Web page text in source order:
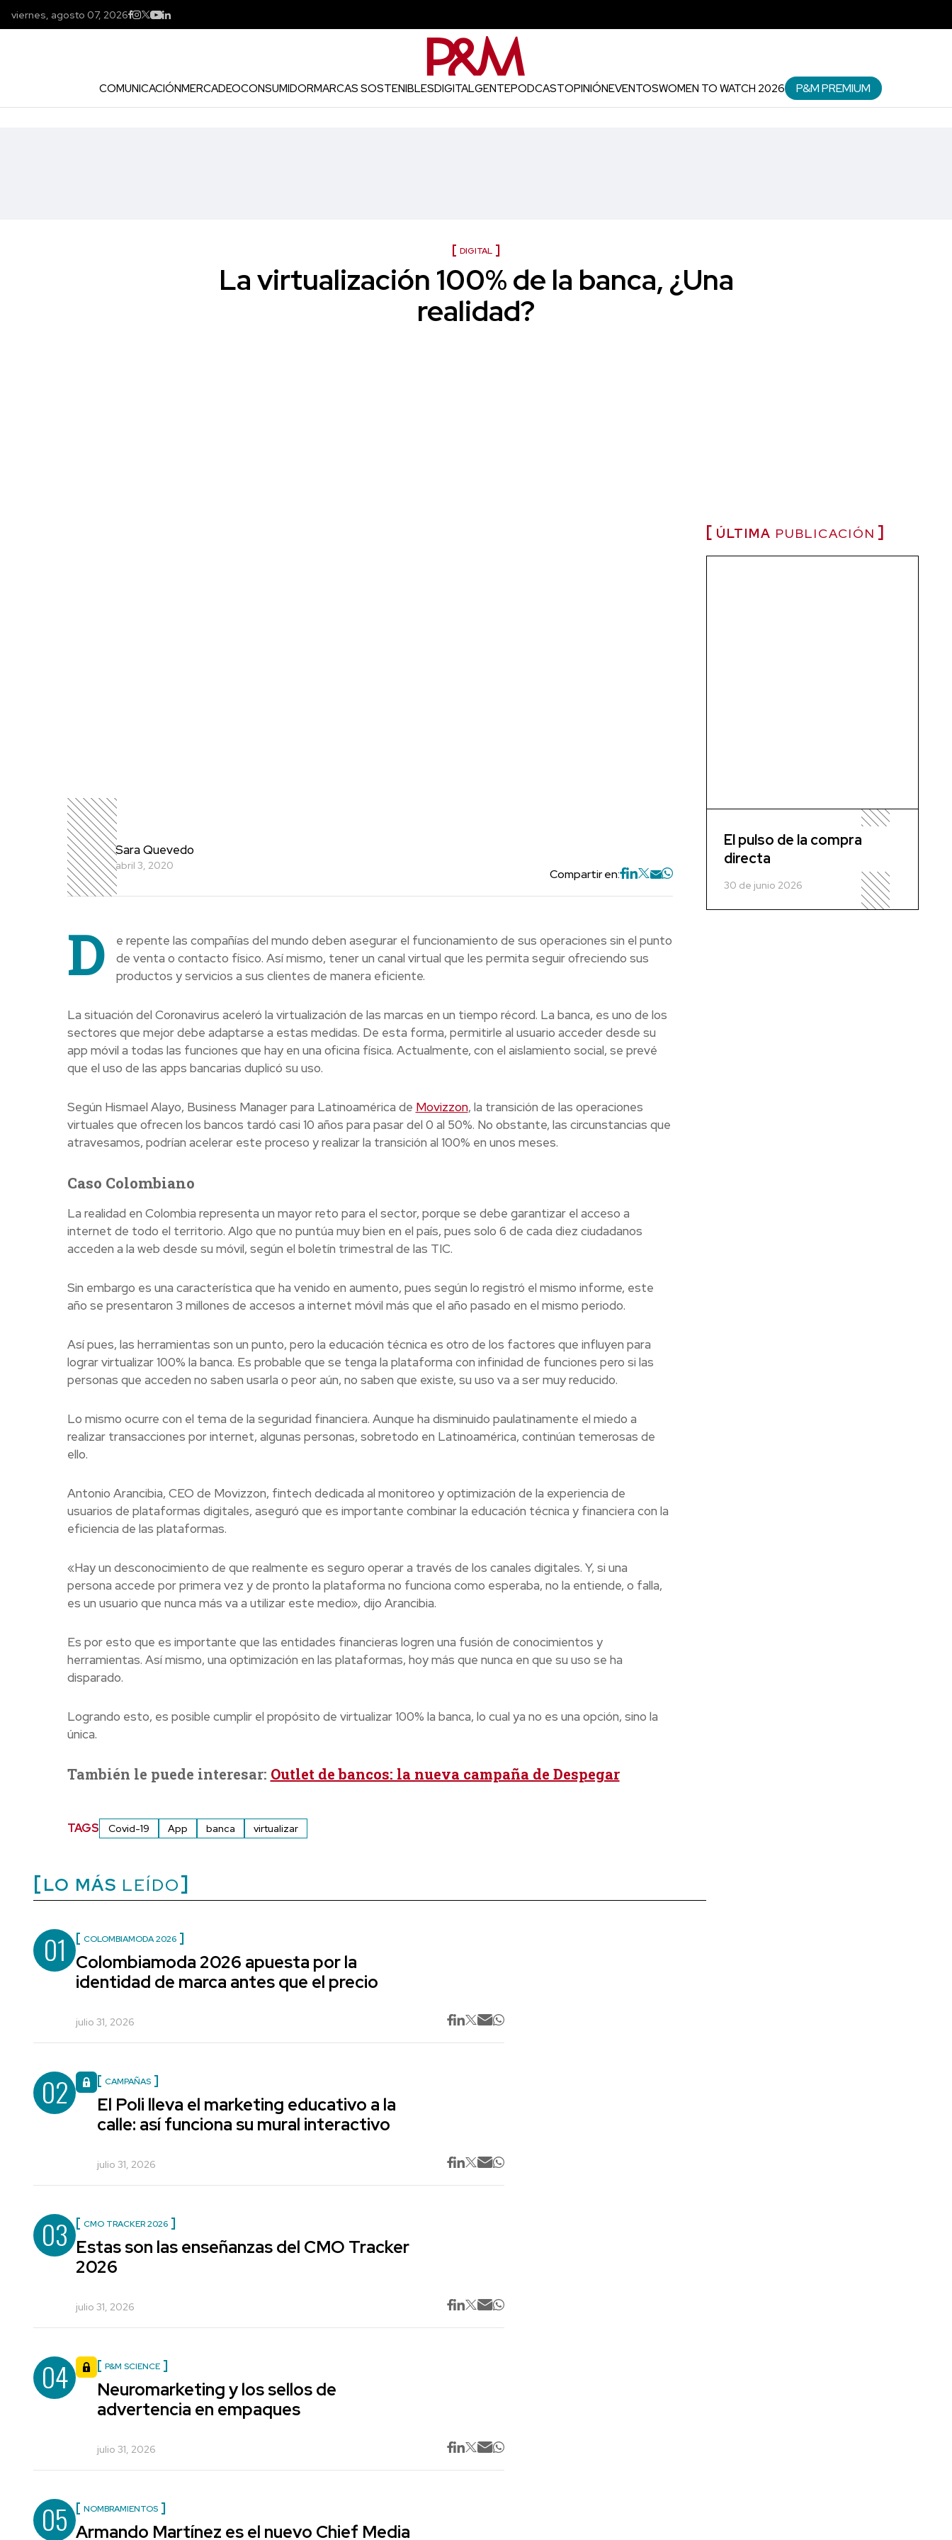
viernes, agosto 07, 2026
COMUNICACIÓNMERCADEOCONSUMIDORMARCAS SOSTENIBLESDIGITALGENTEPODCASTOPINIÓNEVENTOSWOMEN TO WATCH 2026 P&M PREMIUM
DIGITAL
La virtualización 100% de la banca, ¿Una
realidad?
Sara Quevedo
abril 3, 2020
Compartir en:
D
e repente las compañías del mundo deben asegurar el funcionamiento de sus operaciones sin el punto
de venta o contacto físico. Así mismo, tener un canal virtual que les permita seguir ofreciendo sus
productos y servicios a sus clientes de manera eficiente.
La situación del Coronavirus aceleró la virtualización de las marcas en un tiempo récord. La banca, es uno de los
sectores que mejor debe adaptarse a estas medidas. De esta forma, permitirle al usuario acceder desde su
app móvil a todas las funciones que hay en una oficina física. Actualmente, con el aislamiento social, se prevé
que el uso de las apps bancarias duplicó su uso.
Según Hismael Alayo, Business Manager para Latinoamérica de Movizzon, la transición de las operaciones
virtuales que ofrecen los bancos tardó casi 10 años para pasar del 0 al 50%. No obstante, las circunstancias que
atravesamos, podrían acelerar este proceso y realizar la transición al 100% en unos meses.
Caso Colombiano
La realidad en Colombia representa un mayor reto para el sector, porque se debe garantizar el acceso a
internet de todo el territorio. Algo que no puntúa muy bien en el país, pues solo 6 de cada diez ciudadanos
acceden a la web desde su móvil, según el boletín trimestral de las TIC.
Sin embargo es una característica que ha venido en aumento, pues según lo registró el mismo informe, este
año se presentaron 3 millones de accesos a internet móvil más que el año pasado en el mismo periodo.
Así pues, las herramientas son un punto, pero la educación técnica es otro de los factores que influyen para
lograr virtualizar 100% la banca. Es probable que se tenga la plataforma con infinidad de funciones pero si las
personas que acceden no saben usarla o peor aún, no saben que existe, su uso va a ser muy reducido.
Lo mismo ocurre con el tema de la seguridad financiera. Aunque ha disminuido paulatinamente el miedo a
realizar transacciones por internet, algunas personas, sobretodo en Latinoamérica, continúan temerosas de
ello.
Antonio Arancibia, CEO de Movizzon, fintech dedicada al monitoreo y optimización de la experiencia de
usuarios de plataformas digitales, aseguró que es importante combinar la educación técnica y financiera con la
eficiencia de las plataformas.
«Hay un desconocimiento de que realmente es seguro operar a través de los canales digitales. Y, si una
persona accede por primera vez y de pronto la plataforma no funciona como esperaba, no la entiende, o falla,
es un usuario que nunca más va a utilizar este medio», dijo Arancibia.
Es por esto que es importante que las entidades financieras logren una fusión de conocimientos y
herramientas. Así mismo, una optimización en las plataformas, hoy más que nunca en que su uso se ha
disparado.
Logrando esto, es posible cumplir el propósito de virtualizar 100% la banca, lo cual ya no es una opción, sino la
única.
También le puede interesar: Outlet de bancos: la nueva campaña de Despegar
TAGS Covid-19 App banca virtualizar
LO MÁS LEÍDO
01 COLOMBIAMODA 2026
Colombiamoda 2026 apuesta por la
identidad de marca antes que el precio
julio 31, 2026
02 CAMPAÑAS
El Poli lleva el marketing educativo a la
calle: así funciona su mural interactivo
julio 31, 2026
03 CMO TRACKER 2026
Estas son las enseñanzas del CMO Tracker
2026
julio 31, 2026
04 P&M SCIENCE
Neuromarketing y los sellos de
advertencia en empaques
julio 31, 2026
05 NOMBRAMIENTOS
Armando Martínez es el nuevo Chief Media
ÚLTIMA PUBLICACIÓN
El pulso de la compra
directa
30 de junio 2026